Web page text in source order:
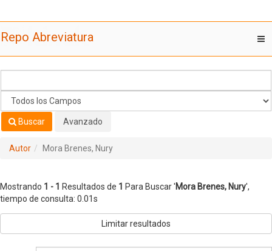
Repo Abreviatura
Buscar Avanzado
Autor Mora Brenes, Nury
Mostrando 1 - 1 Resultados de 1 Para Buscar 'Mora Brenes, Nury',
tiempo de consulta: 0.01s
Limitar resultados